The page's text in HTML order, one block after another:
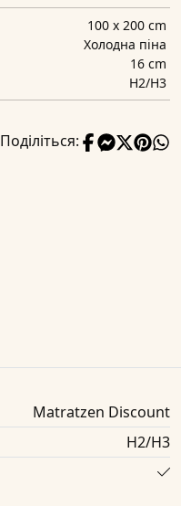
100 x 200 cm
Холодна піна
16 cm
H2/H3
Поділіться:
Matratzen Discount
H2/H3